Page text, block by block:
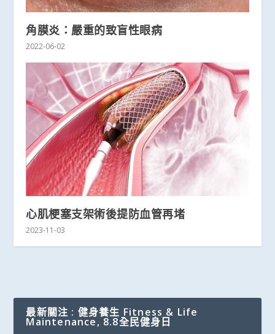
角膜炎：嚴重的致盲性眼病
2022-06-02
心肌梗塞支架術後提防血管再堵
2023-11-03
最新關注 : 健身養生 Fitness & Life
Maintenance, 8.8全民健身日